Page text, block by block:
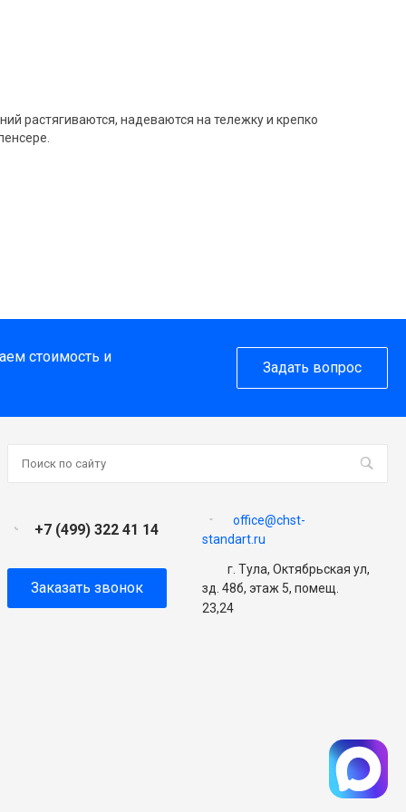
растягиваются, надеваются на тележку и крепко
стоимость и
Задать вопрос
+7 (499) 322 41 14
office@chst-
standart.ru
Заказать звонок
г. Тула, Октябрьская ул,
зд. 48б, этаж 5, помещ.
23,24